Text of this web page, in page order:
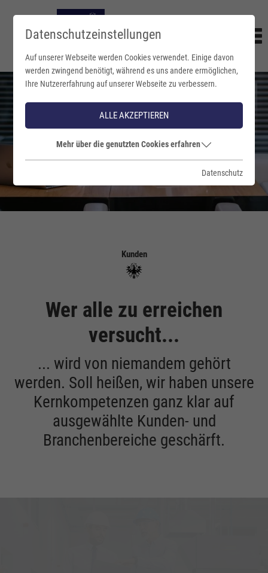
Kunden
Wer alle zu erreichen
versucht...
... wird von niemandem gehört
werden. Soll heißen, wir haben unsere
Kernkompetenzen ganz klar auf
ausgewählte Kunden- und
Branchenbereiche geschärft.
Datenschutzeinstellungen
Auf unserer Webseite werden Cookies verwendet. Einige davon
werden zwingend benötigt, während es uns andere ermöglichen,
Ihre Nutzererfahrung auf unserer Webseite zu verbessern.
ALLE AKZEPTIEREN
Mehr über die genutzten Cookies erfahren
Datenschutz